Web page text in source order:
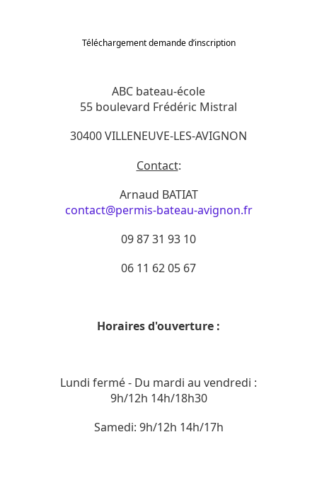
Téléchargement demande d’inscription
ABC bateau-école
55 boulevard Frédéric Mistral
30400 VILLENEUVE-LES-AVIGNON
Contact:
Arnaud BATIAT
contact@permis-bateau-avignon.fr
09 87 31 93 10
06 11 62 05 67
Horaires d'ouverture :
Lundi fermé - Du mardi au vendredi :
9h/12h 14h/18h30
Samedi: 9h/12h 14h/17h